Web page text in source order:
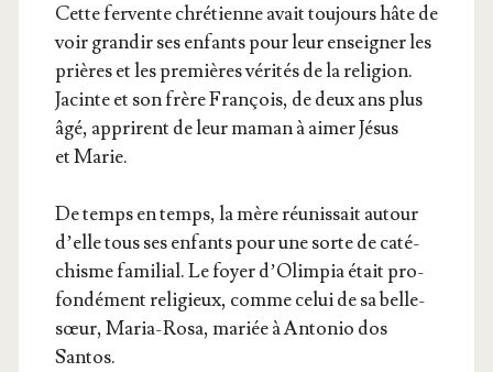
Cette fer­vente chré­tienne avait tou­jours hâte de
voir gran­dir ses enfants pour leur ensei­gner les
prières et les pre­mières véri­tés de la reli­gion.
Jacinte et son frère Fran­çois, de deux ans plus
âgé, apprirent de leur maman à aimer Jésus
et Marie.
De temps en temps, la mère réunis­sait autour
d’elle tous ses enfants pour une sorte de caté­
chisme fami­lial. Le foyer d’O­lim­pia était pro­
fon­dé­ment reli­gieux, comme celui de sa belle-
sœur, Maria-Rosa, mariée à Anto­nio dos
Santos.